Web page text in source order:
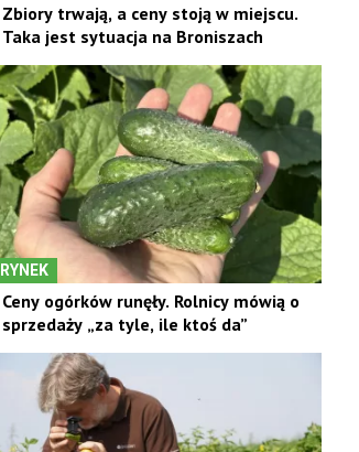
Zbiory trwają, a ceny stoją w miejscu.
Taka jest sytuacja na Broniszach
RYNEK
Ceny ogórków runęły. Rolnicy mówią o
sprzedaży „za tyle, ile ktoś da”